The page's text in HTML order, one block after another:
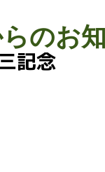
記念
のお